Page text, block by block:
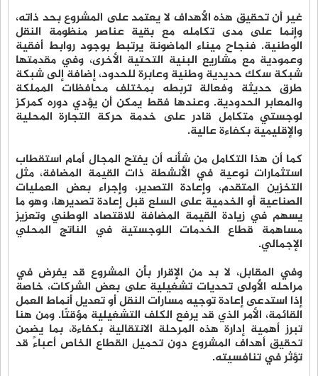
غير أن تحقيق هذه الأهداف لا يعتمد على المشروع بحد ذاته،
وإنما على مدى تكامله مع بقية عناصر منظومة النقل
الوطنية. فنجاح ميناء الماضونة يرتبط بوجود روابط أفقية
وعمودية مع مشاريع البنية التحتية الأخرى، وفي مقدمتها
شبكة سكك حديدية وطنية وعابرة للحدود، إضافة إلى شبكة
طرق حديثة وفعالة تربطه بمختلف محافظات المملكة
والمعابر الحدودية. وعندها فقط يمكن أن يؤدي دوره كمركز
لوجستي متكامل قادر على خدمة حركة التجارة المحلية
والإقليمية بكفاءة عالية.
كما أن هذا التكامل من شأنه أن يفتح المجال أمام استقطاب
استثمارات نوعية في الأنشطة ذات القيمة المضافة، مثل
التخزين المتقدم، وإعادة التصدير، وإجراء بعض العمليات
الصناعية أو الخدمية على السلع قبل إعادة تصديرها، وهو ما
يسهم في زيادة القيمة المضافة للاقتصاد الوطني وتعزيز
مساهمة قطاع الخدمات اللوجستية في الناتج المحلي
الإجمالي.
وفي المقابل، لا بد من الإقرار بأن المشروع قد يفرض في
مراحله الأولى تحديات تشغيلية على بعض الشركات، خاصة
إذا استدعى إعادة توجيه مسارات النقل أو تعديل أنماط العمل
القائمة، الأمر الذي قد يرفع الكلف التشغيلية مؤقتًا. ومن هنا
تبرز أهمية إدارة هذه المرحلة الانتقالية بكفاءة، بما يضمن
تحقيق أهداف المشروع دون تحميل القطاع الخاص أعباءً قد
تؤثر في تنافسيته.